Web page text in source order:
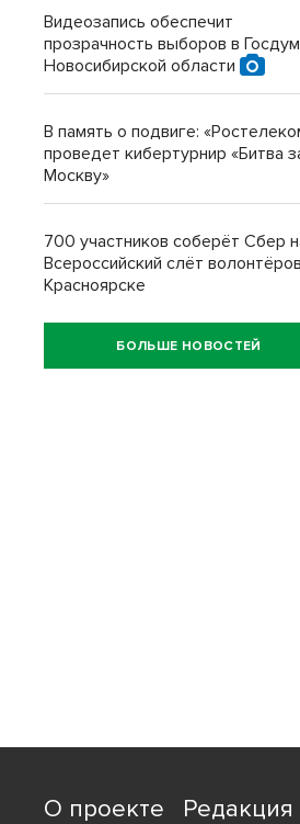
Видеозапись обеспечит
прозрачность выборов в
Новосибирской области
В память о подвиге:
проведет кибертурнир «Битва
Москву»
700 участников соберёт Сбер
Всероссийский слёт
Красноярске
БОЛЬШЕ НОВОСТЕЙ
О проекте Редакция